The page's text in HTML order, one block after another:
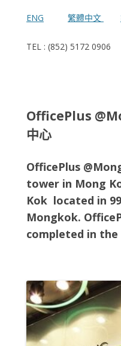
ENG 繁體中文
TEL : (852) 5172 0906
OfficePlus
中心
OfficePlus
tower in Mong
Kok located in
Mongkok.
completed in the